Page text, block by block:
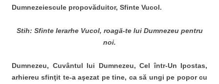
Dumnezeiescule propovăduitor, Sfinte Vucol.
Stih: Sfinte Ierarhe Vucol, roagă-te lui Dumnezeu pentru
noi.
Dumnezeu, Cuvântul lui Dumnezeu, Cel într-Un Ipostas,
arhiereu sfinţit te-a aşezat pe tine, ca să ungi pe popor cu